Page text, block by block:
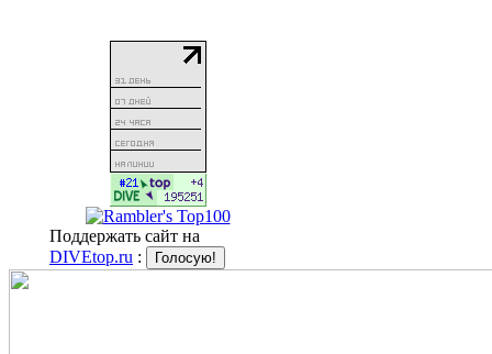
Поддержать сайт на
DIVEtop.ru :